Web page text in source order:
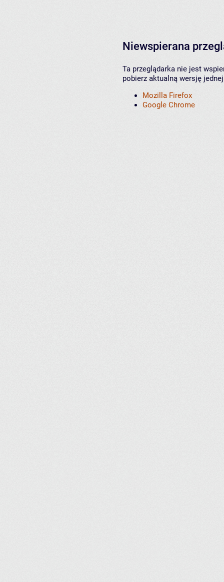
Niewspierana
Ta przeglądarka nie jest
pobierz aktualną wersję
Mozilla Firefox
Google Chrome